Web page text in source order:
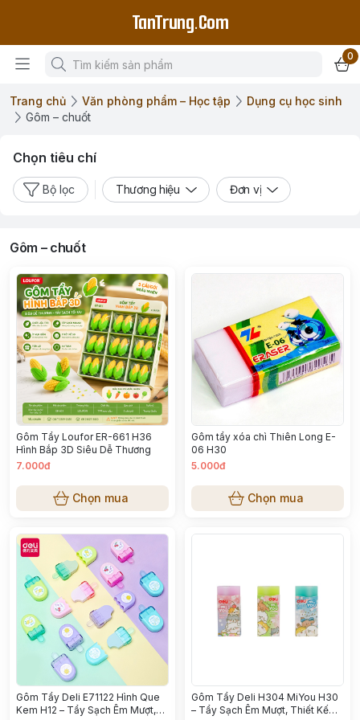
TanTrung.Com
0
Trang chủ Văn phòng phẩm – Học tập
Dụng cụ học sinh
Gôm – chuốt
Chọn tiêu chí
Bộ lọc Thương hiệu Đơn vị
Gôm – chuốt
Gôm Tẩy Loufor ER-661 H36
Hình Bắp 3D Siêu Dễ Thương
7.000đ
Chọn mua
Gôm tẩy xóa chì Thiên Long E-
06 H30
5.000đ
Chọn mua
Gôm Tẩy Deli E71122 Hình Que
Kem H12 – Tẩy Sạch Êm Mượt,
Gôm Tẩy Deli H304 MiYou H30
– Tẩy Sạch Êm Mượt, Thiết Kế